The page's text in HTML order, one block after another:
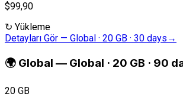
$99,90
↻ Yükleme
Detayları Gör — Global · 20 GB · 30 days →
🌍 Global — Global · 20 GB · 90
20 GB